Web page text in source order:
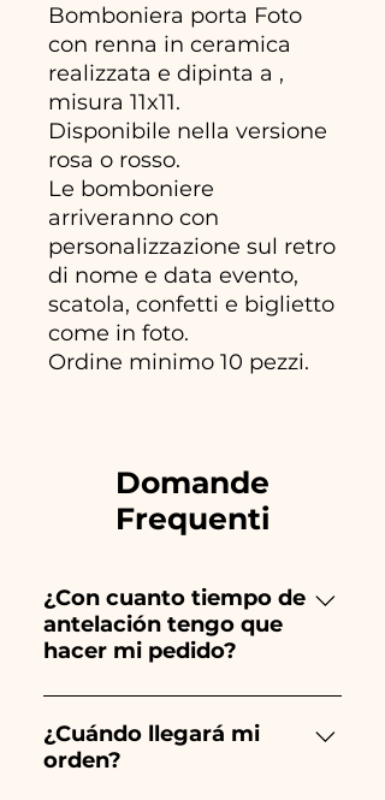
Bomboniera porta Foto
con renna in ceramica
realizzata e dipinta a ,
misura 11x11.
Disponibile nella versione
rosa o rosso.
Le bomboniere
arriveranno con
personalizzazione sul retro
di nome e data evento,
scatola, confetti e biglietto
come in foto.
Ordine minimo 10 pezzi.
Domande
Frequenti
¿Con cuanto tiempo de
antelación tengo que
hacer mi pedido?
Ceramiche Ania crea y pinta
totalmente a mano, ¡por lo que
su creación lleva mucho
¿Cuándo llegará mi
orden?